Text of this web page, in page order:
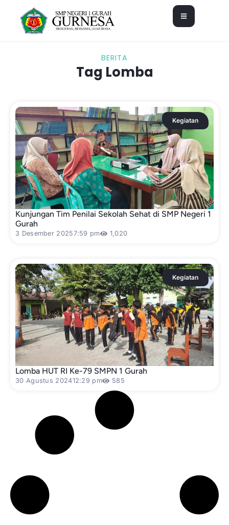
BERITA
Tag Lomba
Kegiatan
Kunjungan Tim Penilai Sekolah Sehat di SMP Negeri 1
Gurah
3 Desember 20257:59 pm 1,020
Kegiatan
Lomba HUT RI Ke-79 SMPN 1 Gurah
30 Agustus 202412:29 pm 585